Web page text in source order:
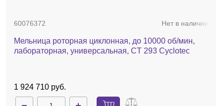
60076372 Нет в наличии
Мельница роторная циклонная, до 10000 об/мин,
лабораторная, универсальная, CT 293 Cyclotec
1 924 710 руб.